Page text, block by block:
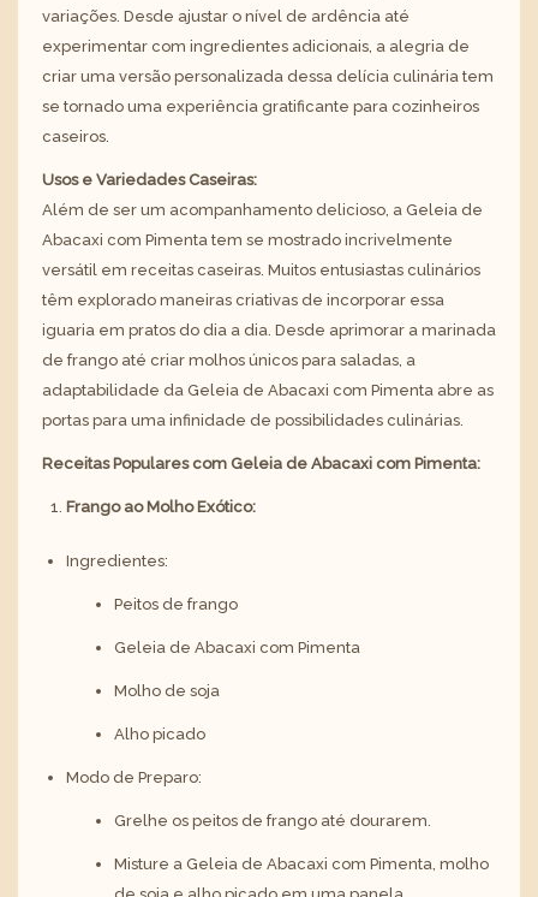
variações. Desde ajustar o nível de ardência até
experimentar com ingredientes adicionais, a alegria de
criar uma versão personalizada dessa delícia culinária tem
se tornado uma experiência gratificante para cozinheiros
caseiros.
Usos e Variedades Caseiras:
Além de ser um acompanhamento delicioso, a Geleia de
Abacaxi com Pimenta tem se mostrado incrivelmente
versátil em receitas caseiras. Muitos entusiastas culinários
têm explorado maneiras criativas de incorporar essa
iguaria em pratos do dia a dia. Desde aprimorar a marinada
de frango até criar molhos únicos para saladas, a
adaptabilidade da Geleia de Abacaxi com Pimenta abre as
portas para uma infinidade de possibilidades culinárias.
Receitas Populares com Geleia de Abacaxi com Pimenta:
Frango ao Molho Exótico:
Ingredientes:
Peitos de frango
Geleia de Abacaxi com Pimenta
Molho de soja
Alho picado
Modo de Preparo:
Grelhe os peitos de frango até dourarem.
Misture a Geleia de Abacaxi com Pimenta, molho